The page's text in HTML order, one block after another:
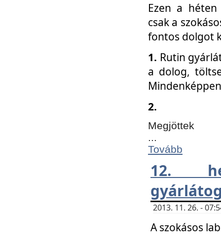
Ezen a
csak a
fontos dolgot
1. Rutin
a dolog,
2.
Megjöttek
...
Tovább
12.
2013. 11. 26. -
A szokásos